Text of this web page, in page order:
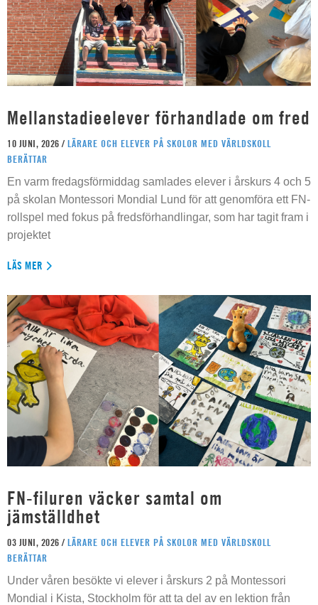
Mellanstadieelever förhandlade om fred
10 JUNI, 2026 / LÄRARE OCH ELEVER PÅ SKOLOR MED VÄRLDSKOLL
BERÄTTAR
En varm fredagsförmiddag samlades elever i årskurs 4 och 5
på skolan Montessori Mondial Lund för att genomföra ett FN-
rollspel med fokus på fredsförhandlingar, som har tagit fram i
projektet
LÄS MER
FN-filuren väcker samtal om
jämställdhet
03 JUNI, 2026 / LÄRARE OCH ELEVER PÅ SKOLOR MED VÄRLDSKOLL
BERÄTTAR
Under våren besökte vi elever i årskurs 2 på Montessori
Mondial i Kista, Stockholm för att ta del av en lektion från